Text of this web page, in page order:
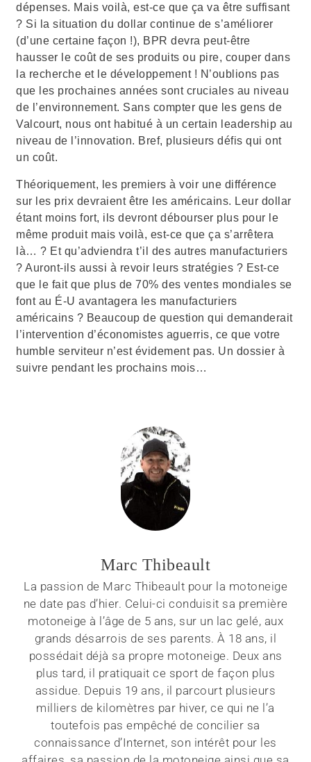
dépenses. Mais voilà, est-ce que ça va être suffisant
? Si la situation du dollar continue de s’améliorer
(d’une certaine façon !), BPR devra peut-être
hausser le coût de ses produits ou pire, couper dans
la recherche et le développement ! N’oublions pas
que les prochaines années sont cruciales au niveau
de l’environnement. Sans compter que les gens de
Valcourt, nous ont habitué à un certain leadership au
niveau de l’innovation. Bref, plusieurs défis qui ont
un coût.
Théoriquement, les premiers à voir une différence
sur les prix devraient être les américains. Leur dollar
étant moins fort, ils devront débourser plus pour le
même produit mais voilà, est-ce que ça s’arrêtera
là… ? Et qu’adviendra t’il des autres manufacturiers
? Auront-ils aussi à revoir leurs stratégies ? Est-ce
que le fait que plus de 70% des ventes mondiales se
font au É-U avantagera les manufacturiers
américains ? Beaucoup de question qui demanderait
l’intervention d’économistes aguerris, ce que votre
humble serviteur n’est évidement pas. Un dossier à
suivre pendant les prochains mois…
Marc Thibeault
La passion de Marc Thibeault pour la motoneige
ne date pas d’hier. Celui-ci conduisit sa première
motoneige à l’âge de 5 ans, sur un lac gelé, aux
grands désarrois de ses parents. À 18 ans, il
possédait déjà sa propre motoneige. Deux ans
plus tard, il pratiquait ce sport de façon plus
assidue. Depuis 19 ans, il parcourt plusieurs
milliers de kilomètres par hiver, ce qui ne l’a
toutefois pas empêché de concilier sa
connaissance d’Internet, son intérêt pour les